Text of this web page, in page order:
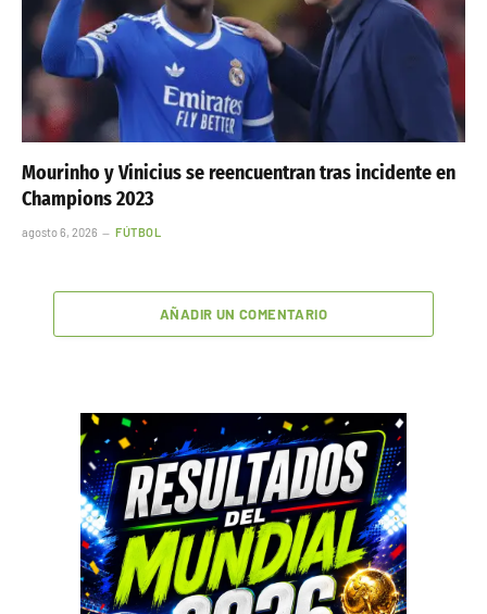
Mourinho y Vinicius se reencuentran tras incidente en
Champions 2023
agosto 6, 2026 FÚTBOL
AÑADIR UN COMENTARIO